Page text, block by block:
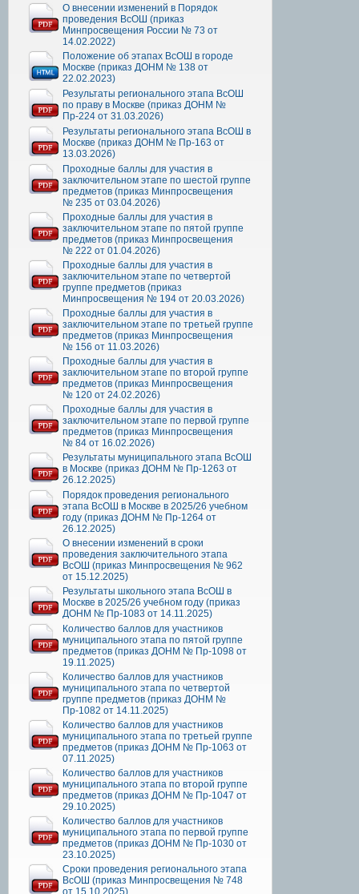
О внесении изменений в Порядок
проведения ВсОШ (приказ
Минпросвещения России № 73 от
14.02.2022)
Положение об этапах ВсОШ в городе
Москве (приказ ДОНМ № 138 от
22.02.2023)
Результаты регионального этапа ВсОШ
по праву в Москве (приказ ДОНМ №
Пр-224 от 31.03.2026)
Результаты регионального этапа ВсОШ в
Москве (приказ ДОНМ № Пр-163 от
13.03.2026)
Проходные баллы для участия в
заключительном этапе по шестой группе
предметов (приказ Минпросвещения
№ 235 от 03.04.2026)
Проходные баллы для участия в
заключительном этапе по пятой группе
предметов (приказ Минпросвещения
№ 222 от 01.04.2026)
Проходные баллы для участия в
заключительном этапе по четвертой
группе предметов (приказ
Минпросвещения № 194 от 20.03.2026)
Проходные баллы для участия в
заключительном этапе по третьей группе
предметов (приказ Минпросвещения
№ 156 от 11.03.2026)
Проходные баллы для участия в
заключительном этапе по второй группе
предметов (приказ Минпросвещения
№ 120 от 24.02.2026)
Проходные баллы для участия в
заключительном этапе по первой группе
предметов (приказ Минпросвещения
№ 84 от 16.02.2026)
Результаты муниципального этапа ВсОШ
в Москве (приказ ДОНМ № Пр-1263 от
26.12.2025)
Порядок проведения регионального
этапа ВсОШ в Москве в 2025/26 учебном
году (приказ ДОНМ № Пр-1264 от
26.12.2025)
О внесении изменений в сроки
проведения заключительного этапа
ВсОШ (приказ Минпросвещения № 962
от 15.12.2025)
Результаты школьного этапа ВсОШ в
Москве в 2025/26 учебном году (приказ
ДОНМ № Пр-1083 от 14.11.2025)
Количество баллов для участников
муниципального этапа по пятой группе
предметов (приказ ДОНМ № Пр-1098 от
19.11.2025)
Количество баллов для участников
муниципального этапа по четвертой
группе предметов (приказ ДОНМ №
Пр-1082 от 14.11.2025)
Количество баллов для участников
муниципального этапа по третьей группе
предметов (приказ ДОНМ № Пр-1063 от
07.11.2025)
Количество баллов для участников
муниципального этапа по второй группе
предметов (приказ ДОНМ № Пр-1047 от
29.10.2025)
Количество баллов для участников
муниципального этапа по первой группе
предметов (приказ ДОНМ № Пр-1030 от
23.10.2025)
Сроки проведения регионального этапа
ВсОШ (приказ Минпросвещения № 748
от 15.10.2025)